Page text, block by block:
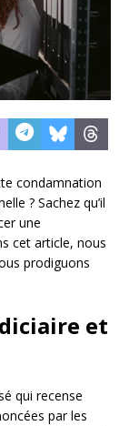
condamnation
? Sachez qu’il
une
cet article, nous
prodiguons
et
qui recense
par les